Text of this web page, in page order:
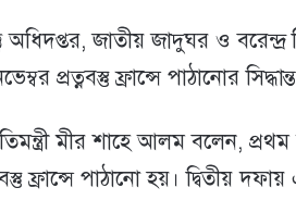
অধিদপ্তর, জাতীয় জাদুঘর ও বরেন্দ্র
প্রত্নবস্তু ফ্রান্সে পাঠানোর
মীর শাহে আলম বলেন,
ফ্রান্সে পাঠানো হয়। দ্বিতীয়